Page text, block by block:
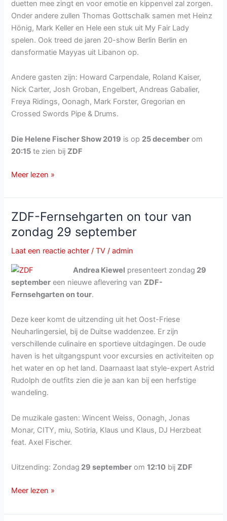
duetten mee zingt en voor emotie en kippenvel zal zorgen.
Onder andere zullen Thomas Gottschalk samen met Heinz
Hönig, Mark Keller en Hele een stuk uit My Fair Lady
spelen. Ook treed de jaren 20-show Berlin Berlin en
dansformatie Mayyas uit Libanon op.
Andere gasten zijn: Howard Carpendale, Roland Kaiser,
Nick Carter, Josh Groban, Engelbert, Andreas Gabalier,
Freya Ridings, Oonagh, Mark Forster, Gregorian en
Crossed Swords Pipe & Drums.
Die Helene Fischer Show 2019 is op 25 december om
20:15 te zien bijZDF
Die
Fischer
Show
van
woensdag
25
2019
Meer lezen »
ZDF-Fernsehgarten on tour van
zondag 29 september
Laat een reactie achter /TV /admin
Andrea Kiewel presenteert zondag 29
september een nieuwe aflevering vanZDF-
Fernsehgarten on tour.
Deze keer komt de uitzending uit het Oost-Friese
Neuharlingersiel, bij de Duitse waddenzee. Er zijn
verschillende culinaire en sportieve uitdagingen. De oude
haven is het uitgangspunt voor excursies en activiteiten op
het water en op het land. Daarnaast laat style-expert Astrid
Rudolph de outfits zien die je aan kan bij een herfstige
wandeling.
De muzikale gasten: Wincent Weiss, Oonagh, Jonas
Monar, CITY, miu, Sotiria, Klaus und Klaus, DJ Herzbeat
feat. Axel Fischer.
Uitzending: Zondag 29 september om12:10 bijZDF
ZDF-
on
Meer lezen »